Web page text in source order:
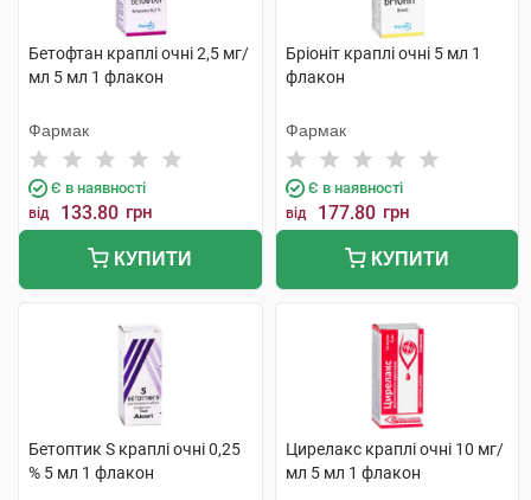
Бетофтан краплі очні 2,5 мг/
мл 5 мл 1 флакон
Фармак
Є в наявності
від 133.80 грн
КУПИТИ
Бріоніт краплі очні 5 мл 1
флакон
Фармак
Є в наявності
від 177.80 грн
КУПИТИ
Бетоптик S краплі очні 0,25
% 5 мл 1 флакон
Цирелакс краплі очні 10 мг/
мл 5 мл 1 флакон